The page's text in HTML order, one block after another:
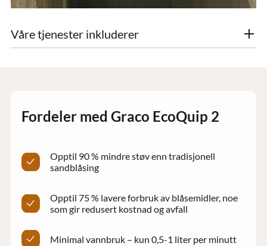
Våre tjenester inkluderer
Rens av stål
Fordeler med Graco EcoQuip 2
Opptil 90 % mindre støv enn tradisjonell
sandblåsing
Opptil 75 % lavere forbruk av blåsemidler, noe
som gir redusert kostnad og avfall
Minimal vannbruk – kun 0,5-1 liter per minutt